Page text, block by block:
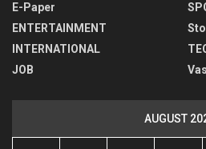
E-Paper
ENTERTAINMENT
INTERNATIONAL
JOB
AUGUST